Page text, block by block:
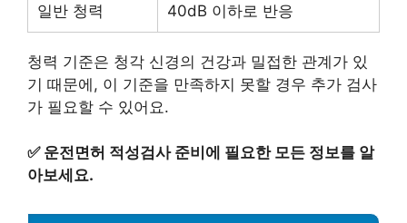
일반 청력 40dB 이하로 반응
청력 기준은 청각 신경의 건강과 밀접한 관계가 있
기 때문에, 이 기준을 만족하지 못할 경우 추가 검사
가 필요할 수 있어요.
✅ 운전면허 적성검사 준비에 필요한 모든 정보를 알
아보세요.